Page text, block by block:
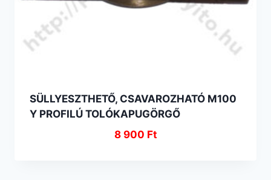
SÜLLYESZTHETŐ, CSAVAROZHATÓ M100
Y PROFILÚ TOLÓKAPUGÖRGŐ
8 900 Ft